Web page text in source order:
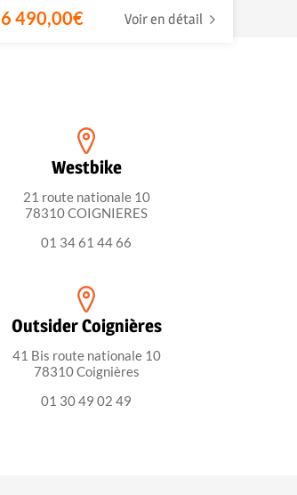
6 490,00€ Voir en détail
Westbike
21 route nationale 10
78310 COIGNIERES
01 34 61 44 66
Outsider Coignières
41 Bis route nationale 10
78310 Coignières
01 30 49 02 49